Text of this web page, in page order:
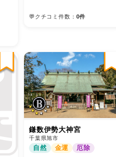
💬クチコミ件数： 0件
鎌数伊勢大神宮
千葉県旭市
自然 金運 厄除